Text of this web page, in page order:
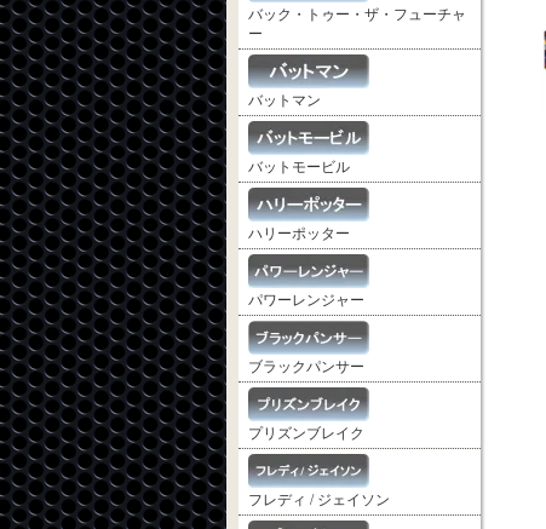
バック・トゥー・ザ・フューチャ
ー
バットマン
バットモービル
ハリーポッター
パワーレンジャー
ブラックパンサー
プリズンブレイク
フレディ / ジェイソン